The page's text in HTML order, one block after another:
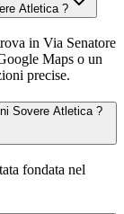
Atletica ?
in Via Senatore
Maps o un
precise.
Sovere Atletica ?
fondata nel